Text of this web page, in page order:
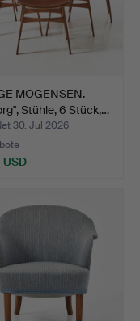
MOGENSEN.
Stühle, 6 Stück,…
30. Jul 2026
USD